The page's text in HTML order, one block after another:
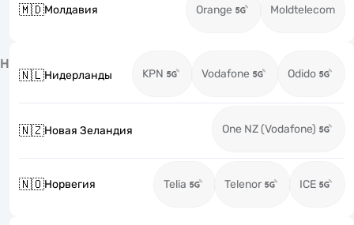
🇲🇩Молдавия Orange Moldtelecom
Н
🇳🇱Нидерланды KPN Vodafone Odido
🇳🇿Новая Зеландия One NZ (Vodafone)
🇳🇴Норвегия Telia Telenor ICE